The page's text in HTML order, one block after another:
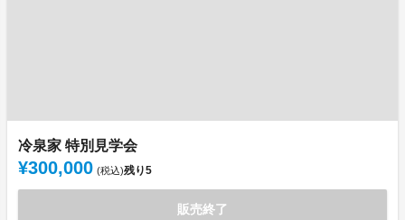
冷泉家 特別見学会
¥300,000 (税込)残り5
販売終了